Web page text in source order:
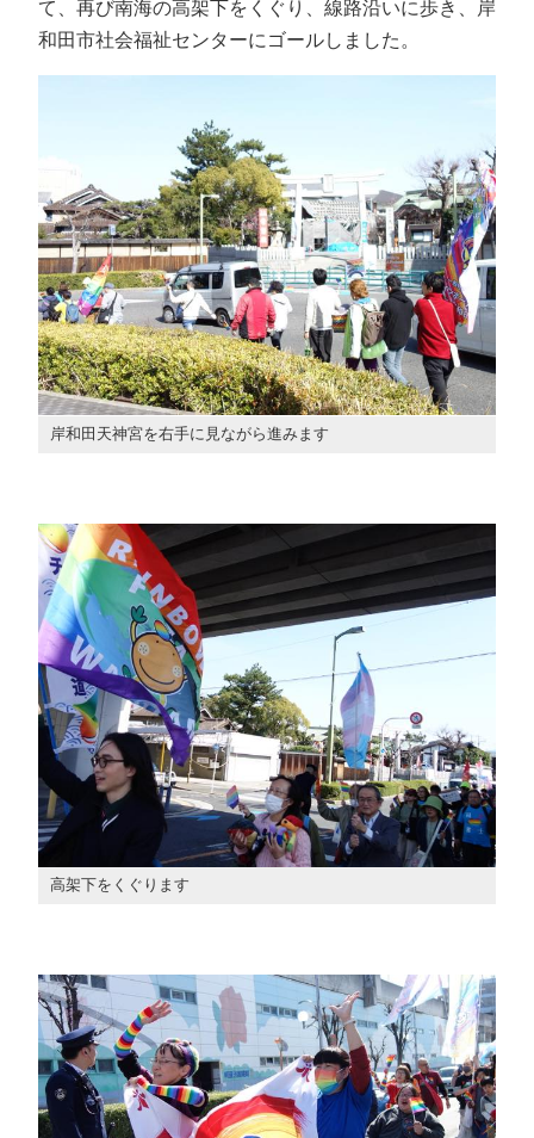
て、再び南海の高架下をくぐり、線路沿いに歩き、岸
和田市社会福祉センターにゴールしました。
岸和田天神宮を右手に見ながら進みます
高架下をくぐります